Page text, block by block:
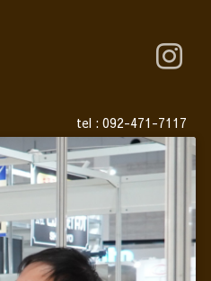
tel : 092-471-7117